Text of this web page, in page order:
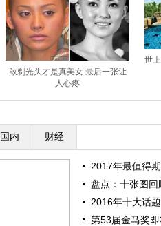
敢剃光头才是真美女 最后一张让
人心疼
世
国内 财经
2017年最值得
盘点：十张图
2016年十大话
第53届金马奖